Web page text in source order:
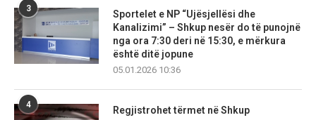
3
Sportelet e NP “Ujësjellësi dhe
Kanalizimi” – Shkup nesër do të punojnë
nga ora 7:30 deri në 15:30, e mërkura
është ditë jopune
05.01.2026 10:36
4
Regjistrohet tërmet në Shkup